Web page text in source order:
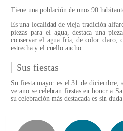
Tiene una población de unos 90
Es una localidad de vieja tradición
piezas para el agua, destaca una
conservar el agua fría, de color claro,
estrecha y el cuello ancho.
Sus fiestas
Su fiesta mayor es el 31 de diciembre,
verano se celebran fiestas en honor a
su celebración más destacada es sin